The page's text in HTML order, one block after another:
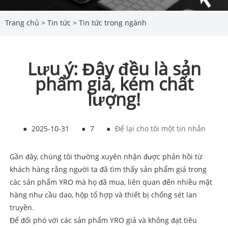
Trang chủ > Tin tức > Tin tức trong ngành
Lưu ý: Đây đều là sản
phẩm giả, kém chất
lượng!
● 2025-10-31 ● 7 ● Để lại cho tôi một tin nhắn
Gần đây, chúng tôi thường xuyên nhận được phản hồi từ
khách hàng rằng người ta đã tìm thấy sản phẩm giả trong
các sản phẩm YRO mà họ đã mua, liên quan đến nhiều mặt
hàng như cầu dao, hộp tổ hợp và thiết bị chống sét lan
truyền.
Để đối phó với các sản phẩm YRO giả và không đạt tiêu